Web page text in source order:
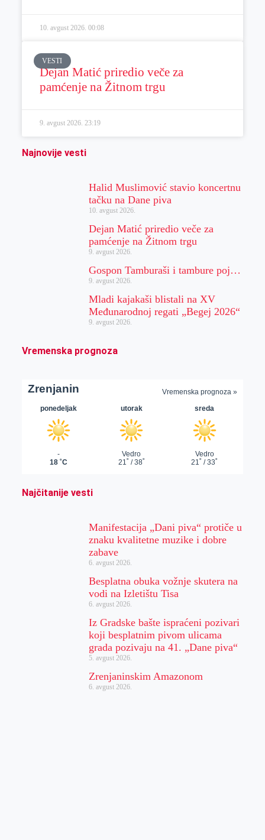
10. avgust 2026. 00:08
VESTI
Dejan Matić priredio veče za
pamćenje na Žitnom trgu
9. avgust 2026. 23:19
Najnovije vesti
Halid Muslimović stavio koncertnu
tačku na Dane piva
10. avgust 2026.
Dejan Matić priredio veče za
pamćenje na Žitnom trgu
9. avgust 2026.
Gospon Tamburaši i tambure poj…
9. avgust 2026.
Mladi kajakaši blistali na XV
Međunarodnoj regati „Begej 2026“
9. avgust 2026.
Vremenska prognoza
Najčitanije vesti
Manifestacija „Dani piva“ protiče u
znaku kvalitetne muzike i dobre
zabave
6. avgust 2026.
Besplatna obuka vožnje skutera na
vodi na Izletištu Tisa
6. avgust 2026.
Iz Gradske bašte ispraćeni pozivari
koji besplatnim pivom ulicama
grada pozivaju na 41. „Dane piva“
5. avgust 2026.
Zrenjaninskim Amazonom
6. avgust 2026.